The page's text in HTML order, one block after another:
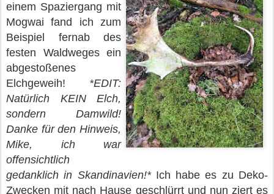
einem Spaziergang mit
Mogwai fand ich zum
Beispiel fernab des
festen Waldweges ein
abgestoßenes
Elchgeweih! *EDIT:
Natürlich KEIN Elch,
sondern Damwild!
Danke für den Hinweis,
Mike, ich war
offensichtlich
gedanklich in Skandinavien!*Ich habe es zu Deko-
Zwecken mit nach Hause geschlürrt und nun ziert es